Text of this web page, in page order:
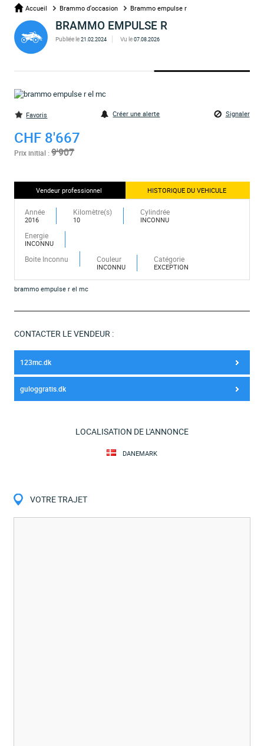
Accueil Brammo d'occasion Brammo empulse r
BRAMMO EMPULSE R
Publiée le21.02.2024 Vu le07.08.2026
Favoris Créer une alerte Signaler
CHF 8'667
Prix initial :9'907
Vendeur professionnel HISTORIQUE DU VEHICULE
Année
2016
Kilomètre(s)
10
Cylindrée
INCONNU
Energie
INCONNU
Boite Inconnu Couleur
INCONNU
Catégorie
EXCEPTION
brammo empulse r el mc
CONTACTER LE VENDEUR :
123mc.dk
guloggratis.dk
LOCALISATION DE L'ANNONCE
DANEMARK
VOTRE TRAJET